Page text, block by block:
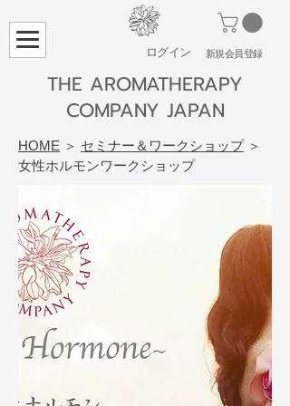
​新規会員登録
ログイン
THE AROMATHERAPY
COMPANY JAPAN
HOME ＞ セミナー＆ワークショップ＞
女性ホルモンワークショップ